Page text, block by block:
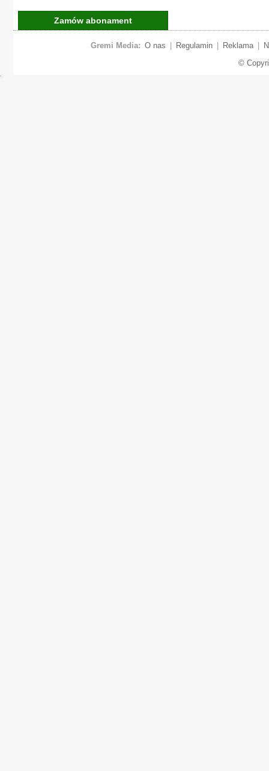
Zamów abonament
Gremi Media: O nas Regulamin Reklama
©